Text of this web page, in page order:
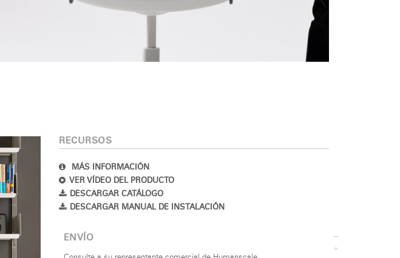
RECURSOS
MÁS INFORMACIÓN
VER VÍDEO DEL PRODUCTO
DESCARGAR CATÁLOGO
DESCARGAR MANUAL DE INSTALACIÓN
ENVÍO